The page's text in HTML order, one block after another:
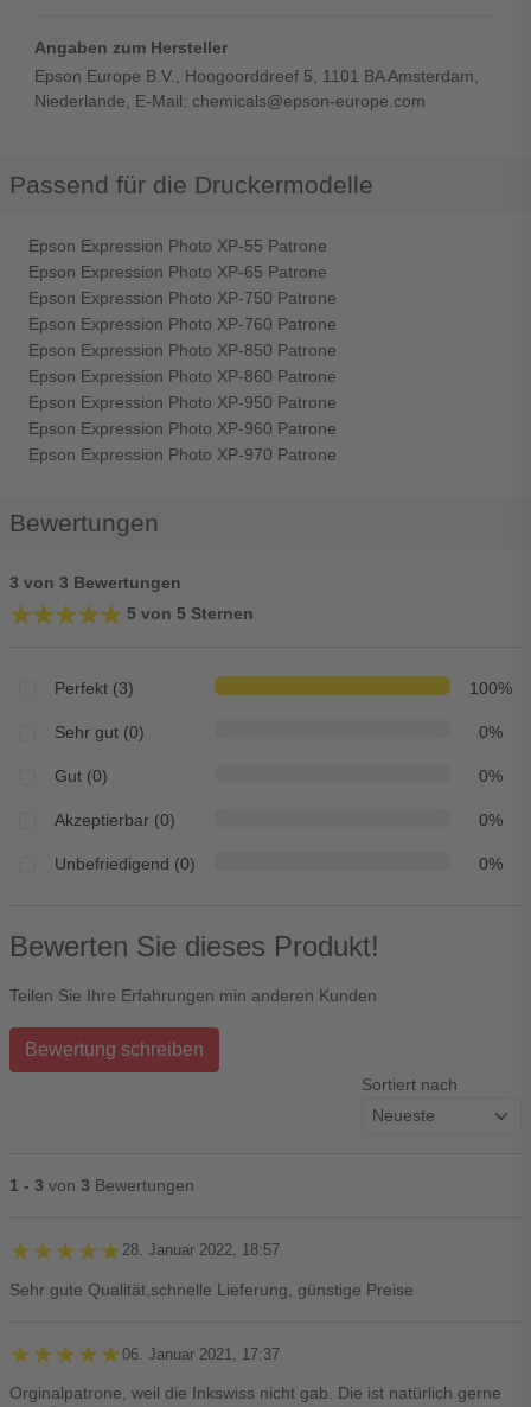
Angaben zum Hersteller
Epson Europe B.V., Hoogoorddreef 5, 1101 BA Amsterdam,
Niederlande, E-Mail: chemicals@epson-europe.com
Passend für die Druckermodelle
Epson Expression Photo XP-55 Patrone
Epson Expression Photo XP-65 Patrone
Epson Expression Photo XP-750 Patrone
Epson Expression Photo XP-760 Patrone
Epson Expression Photo XP-850 Patrone
Epson Expression Photo XP-860 Patrone
Epson Expression Photo XP-950 Patrone
Epson Expression Photo XP-960 Patrone
Epson Expression Photo XP-970 Patrone
Bewertungen
3 von 3 Bewertungen
★★★★★
★★★★★ 5 von 5 Sternen
Perfekt (3) 100%
Sehr gut (0) 0%
Gut (0) 0%
Akzeptierbar (0) 0%
Unbefriedigend (0) 0%
Bewerten Sie dieses Produkt!
Teilen Sie Ihre Erfahrungen min anderen Kunden
Bewertung schreiben
Sortiert nach
1 - 3 von 3 Bewertungen
★★★★★
★★★★★ 28. Januar 2022, 18:57
Sehr gute Qualität,schnelle Lieferung, günstige Preise
★★★★★
★★★★★06. Januar 2021, 17:37
Orginalpatrone, weil die Inkswiss nicht gab. Die ist natürlich gerne